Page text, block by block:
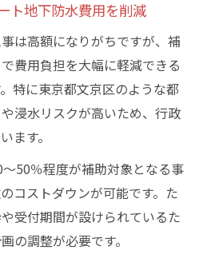
ト地下防水費用を削減
は高額になりがちですが、補
費用負担を大幅に軽減できる
特に東京都文京区のような都
浸水リスクが高いため、行政
ます。
50％程度が補助対象となる事
コストダウンが可能です。た
受付期間が設けられているた
の調整が必要です。